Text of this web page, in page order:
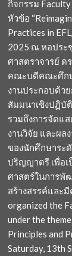
กิจกรรม
หัวข้อ
Practices in
2025 ณ หอประ
ศาสตราจารย์
คณะบดีคณะศึกษ
งานประกอบด้ว
สัมมนาเชิงปฏิบั
รวมถึงการจัดแ
งานวิจัย และผล
ของนักศึกษาร
ปริญญาตรี เพื่อ
ศาสตร์ในการพั
สร้างสรรค์และ
organized the
under the
Principles and
Saturday, 13th